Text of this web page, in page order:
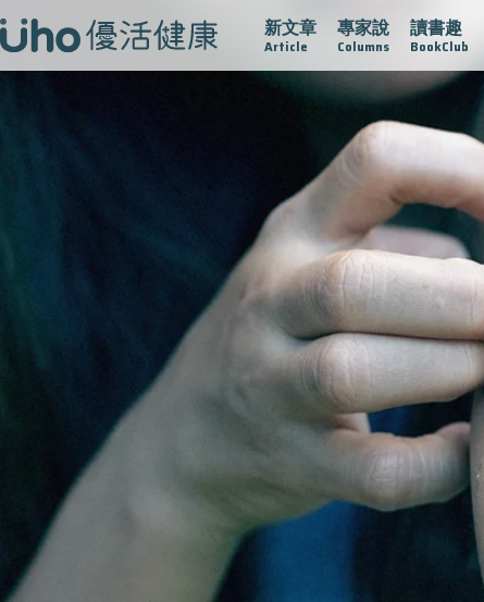
新文章
Article
專家說
Columns
讀書趣
BookClub
疫情保衛戰 再生醫學 愛的未來視 認識攝護腺肥大